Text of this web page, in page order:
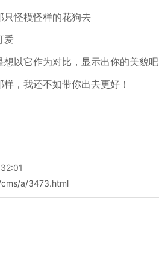
只怪模怪样的花狗去
爱
想以它作为对比，显示出你的美貌吧
，我还不如带你出去更好！
a/3473.html